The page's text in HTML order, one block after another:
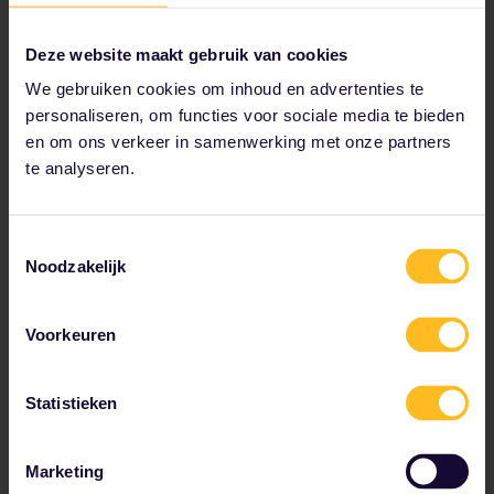
Deze website maakt gebruik van cookies
We gebruiken cookies om inhoud en advertenties te
personaliseren, om functies voor sociale media te bieden
en om ons verkeer in samenwerking met onze partners
te analyseren.
Noodzakelijk
Voorkeuren
Statistieken
Marketing
Let op: een pre-reservering is niet hetzelfde als een
vastgehouden.
Andere platforms
Rail Europe
Happyrail
Andere boekingslocaties